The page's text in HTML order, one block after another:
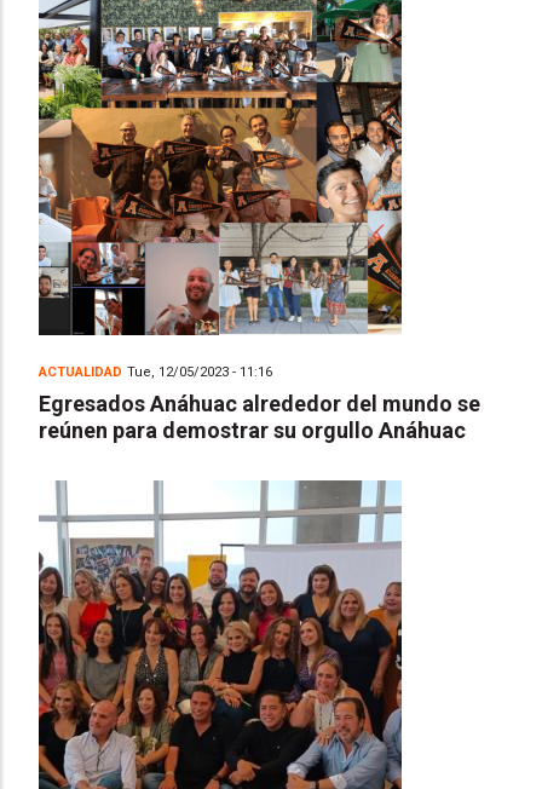
ACTUALIDAD Tue, 12/05/2023 - 11:16
Egresados Anáhuac alrededor del mundo se
reúnen para demostrar su orgullo Anáhuac